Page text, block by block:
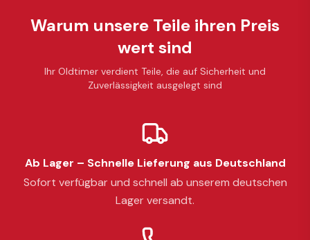
Warum unsere Teile ihren Preis
wert sind
Ihr Oldtimer verdient Teile, die auf Sicherheit und
Zuverlässigkeit ausgelegt sind
Ab Lager – Schnelle Lieferung aus Deutschland
Sofort verfügbar und schnell ab unserem deutschen
Lager versandt.